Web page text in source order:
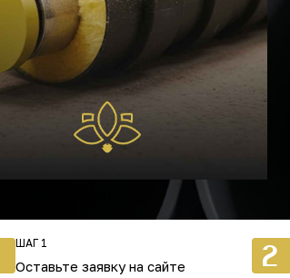
ШАГ 1
Оставьте заявку на сайте 2